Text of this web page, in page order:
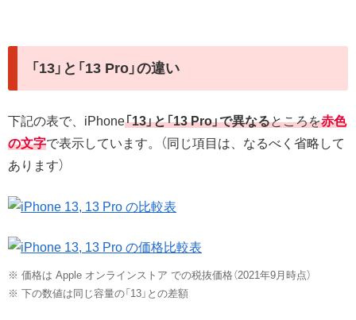
「13」と「13 Pro」の違い
下記の表で、iPhone「13」と「13 Pro」で異なるところを赤色
の文字で表示しています。（同じ項目は、なるべく省略して
あります）
※ 価格は Apple オンラインストア での税抜価格（2021年9月時点）
※ 下の数値は同じ容量の「13」との差額